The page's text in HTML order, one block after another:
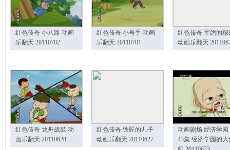
红色传奇 小八路 动画
乐翻天 20110702
红色传奇 小号手 动画
乐翻天 20110701
红色传奇 军鸽的秘
动画乐翻天
红色传奇 龙舟战鼓 动
画乐翻天 20110628
红色传奇 铁匠的儿子
动画乐翻天 20110627
动画剧场 经济学园
43集 经济学园的大